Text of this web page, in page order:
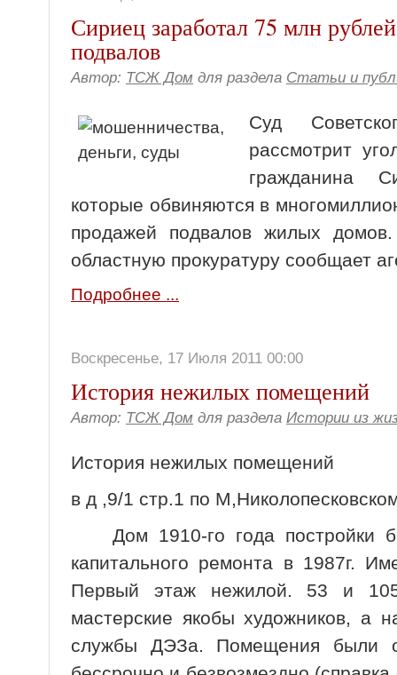
Сириец заработал 75 млн
подвалов
Автор: ТСЖ Дом для раздела Статьи и
Суд
рассмотрит
гражданина
которые обвиняются в
продажей подвалов жилых
областную прокуратуру сообщает
Подробнее ...
Воскресенье, 17 Июля 2011 00:00
История нежилых помещений
Автор: ТСЖ Дом для раздела Истории из
История нежилых помещений
в д ,9/1 стр.1 по
Дом 1910-го года постройки
капитального ремонта в 1987г.
Первый этаж нежилой. 53 и
мастерские якобы художников, а
службы ДЭЗа. Помещения были